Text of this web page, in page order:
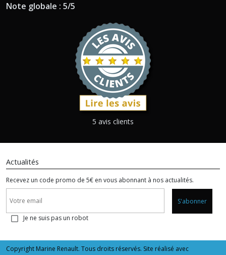
Note globale : 5/5
5 avis clients
Actualités
Recevez un code promo de 5€ en vous abonnant à nos actualités.
S'abonner
Je ne suis pas un robot
Copyright Marine Renault. Tous droits réservés. Site réalisé avec